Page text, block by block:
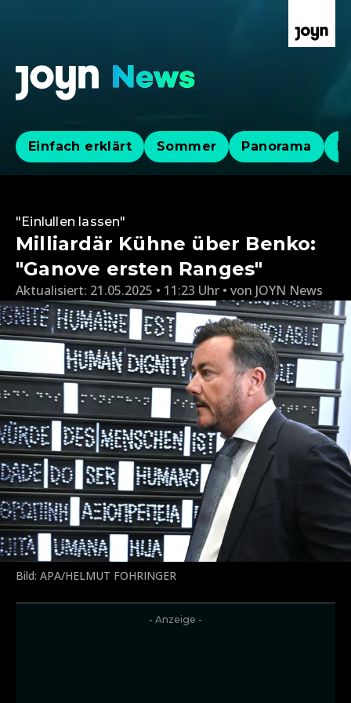
Einfach erklärt Sommer Panorama
"Einlullen lassen"
Milliardär Kühne über Benko:
"Ganove ersten Ranges"
Aktualisiert: 21.05.2025 • 11:23 Uhr von JOYN News
Bild: APA/HELMUT FOHRINGER
- Anzeige -